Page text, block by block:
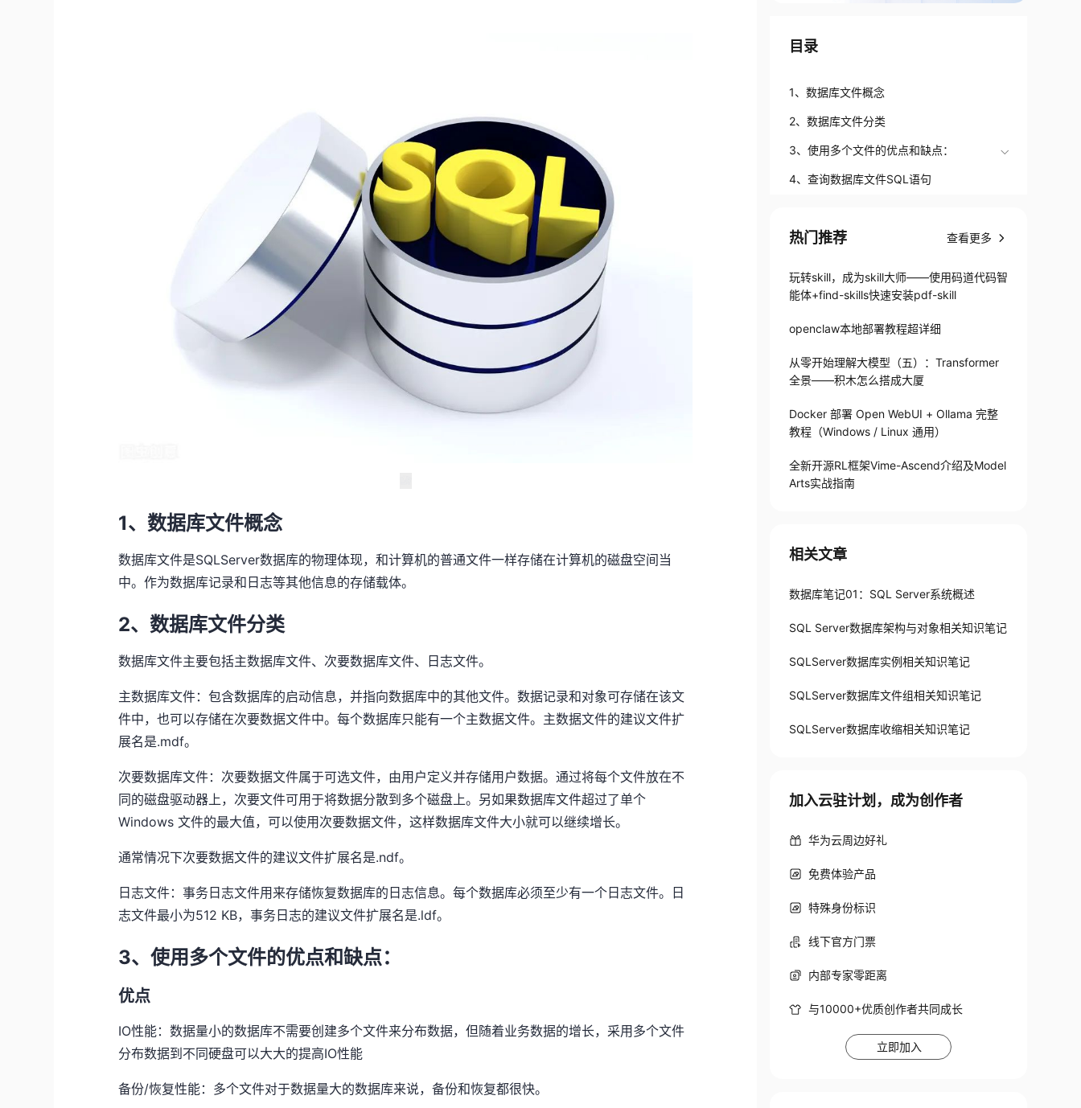
1、数据库文件概念
数据库文件是SQLServer数据库的物理体现，和计算机的普通文件一样存储在计算机的磁盘空间当
中。作为数据库记录和日志等其他信息的存储载体。
2、数据库文件分类
数据库文件主要包括主数据库文件、次要数据库文件、日志文件。
主数据库文件：包含数据库的启动信息，并指向数据库中的其他文件。数据记录和对象可存储在该文
件中，也可以存储在次要数据文件中。每个数据库只能有一个主数据文件。主数据文件的建议文件扩
展名是.mdf。
次要数据库文件：次要数据文件属于可选文件，由用户定义并存储用户数据。通过将每个文件放在不
同的磁盘驱动器上，次要文件可用于将数据分散到多个磁盘上。另如果数据库文件超过了单个
Windows 文件的最大值，可以使用次要数据文件，这样数据库文件大小就可以继续增长。
通常情况下次要数据文件的建议文件扩展名是.ndf。
日志文件：事务日志文件用来存储恢复数据库的日志信息。每个数据库必须至少有一个日志文件。日
志文件最小为512 KB，事务日志的建议文件扩展名是.ldf。
3、使用多个文件的优点和缺点：
优点
IO性能：数据量小的数据库不需要创建多个文件来分布数据，但随着业务数据的增长，采用多个文件
分布数据到不同硬盘可以大大的提高IO性能
备份/恢复性能：多个文件对于数据量大的数据库来说，备份和恢复都很快。
目录
1、数据库文件概念
2、数据库文件分类
3、使用多个文件的优点和缺点：
4、查询数据库文件SQL语句
热门推荐 查看更多
玩转skill，成为skill大师——使用码道代码智
能体+find-skills快速安装pdf-skill
openclaw本地部署教程超详细
从零开始理解大模型（五）：Transformer
全景——积木怎么搭成大厦
Docker 部署 Open WebUI + Ollama 完整
教程（Windows / Linux 通用）
全新开源RL框架Vime-Ascend介绍及Model
Arts实战指南
相关文章
数据库笔记01：SQL Server系统概述
SQL Server数据库架构与对象相关知识笔记
SQLServer数据库实例相关知识笔记
SQLServer数据库文件组相关知识笔记
SQLServer数据库收缩相关知识笔记
加入云驻计划，成为创作者
华为云周边好礼
免费体验产品
特殊身份标识
线下官方门票
内部专家零距离
与10000+优质创作者共同成长
立即加入